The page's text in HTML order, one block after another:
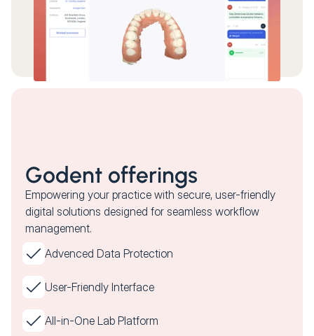
Godent offerings
Empowering your practice with secure, user-friendly
digital solutions designed for seamless workflow
management.
Advenced Data Protection
User-Friendly Interface
All-in-One Lab Platform